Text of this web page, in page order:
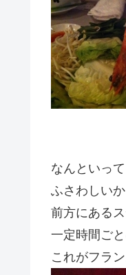
なんといっ
ふさわしい
前方にある
一定時間ご
これがフラ